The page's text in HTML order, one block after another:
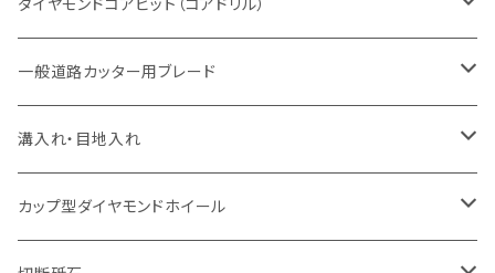
大理石
ヒューム管・U字溝切断用
アスファルト切断用
一般道路カッター用
セグメント（特殊凸凹加工チップ
セグメント
セグメント（特殊凸凹加工チップ
レンガ切断用
セグメント
セグメント（特殊凸凹加工チップ
インターロッキング切断用
セグメントタイプ
一般道路カッター用
鋳鉄管切断用
セグメントタイプ
セグメント
セグメント（特殊凸凹加工チップ
ブロック切断用
セグメント
セグメント（特殊凸凹加工チップ
レンガ切断用
セグメント
セグメント（特殊凸凹加工チップ
インターロッキング切断用
セグメントタイプ
セグメントタイプ
一般道路カッター用
鉄筋コンクリート切断用
セグメントタイプ
インターロッキング切断用
セグメントタイプ
一般道路カッター用
鋳鉄管切断用
セグメントタイプ
道路アスファルト切断用
Aロット
有効長 250mm
有効長 370mm
Ｃロット
有効長 250mm
M27
有効長 250mm
一般道路カッター用ブレード
道路（アスファルト用）
255mm（10インチ）
305mm（12インチ）
道路（コンクリート舗装面）
255mm（10インチ）
溝入れ・目地入れ
V型チップ
カップ型ダイヤモンドホイール